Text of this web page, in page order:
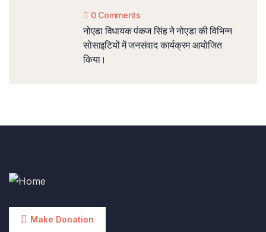
0 Comments
नोएडा विधायक पंकज सिंह ने नोएडा की विभिन्न
सोसाइटियों में जनसंवाद कार्यक्रम आयोजित
किया।
Make Donation